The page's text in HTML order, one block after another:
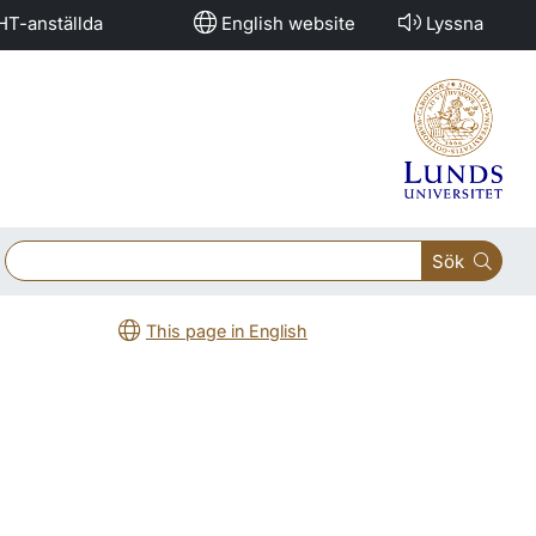
anställda English website Lyssna
Sök
This page in English